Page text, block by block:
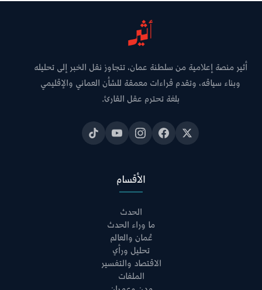
أثير منصة إعلامية من سلطنة عمان، تتجاوز نقل الخبر إلى تحليله
وبناء سياقه، وتقدم قراءات معمقة للشأن العماني والإقليمي
بلغة تحترم عقل القارئ.
الأقسام
الحدث
ما وراء الحدث
عُمان والعالم
تحليل ورأي
الاقتصاد والتفسير
الملفات